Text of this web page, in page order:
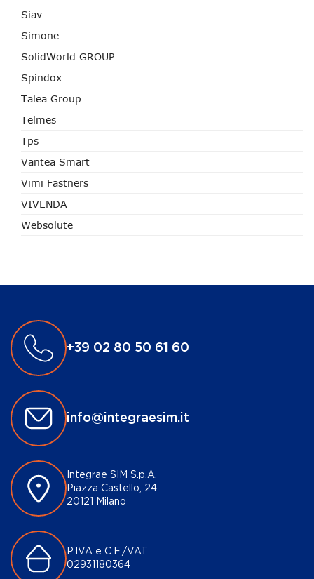
Siav
Simone
SolidWorld GROUP
Spindox
Talea Group
Telmes
Tps
Vantea Smart
Vimi Fastners
VIVENDA
Websolute
+39 02 80 50 61 60
info@integraesim.it
Integrae SIM S.p.A.
Piazza Castello, 24
20121 Milano
P.IVA e C.F./VAT
02931180364